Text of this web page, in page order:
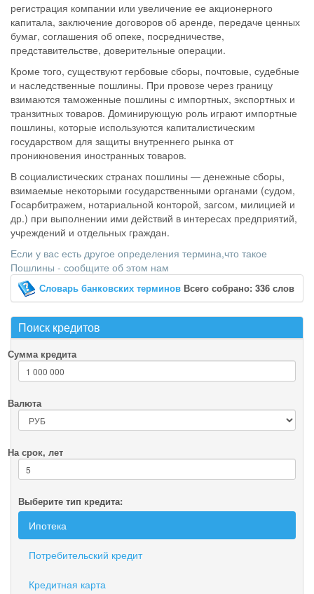
регистрация компании или увеличение ее акционерного
капитала, заключение договоров об аренде, передаче ценных
бумаг, соглашения об опеке, посредничестве,
представительстве, доверительные операции.
Кроме того, существуют гербовые сборы, почтовые, судебные
и наследственные пошлины. При провозе через границу
взимаются таможенные пошлины с импортных, экспортных и
транзитных товаров. Доминирующую роль играют импортные
пошлины, которые используются капиталистическим
государством для защиты внутреннего рынка от
проникновения иностранных товаров.
В социалистических странах пошлины — денежные сборы,
взимаемые некоторыми государственными органами (судом,
Госарбитражем, нотариальной конторой, загсом, милицией и
др.) при выполнении ими действий в интересах предприятий,
учреждений и отдельных граждан.
Если у вас есть другое определения термина,что такое
Пошлины - сообщите об этом нам
Словарь банковских терминов Всего собрано: 336 слов
Поиск кредитов
Сумма кредита
Валюта
На срок, лет
Выберите тип кредита:
Ипотека
Потребительский кредит
Кредитная карта